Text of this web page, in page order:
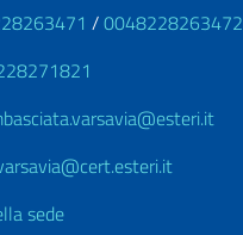
/0048228263472
sede